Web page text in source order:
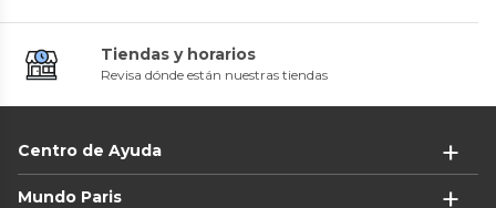
Tiendas y horarios
Revisa dónde están nuestras tiendas
Centro de Ayuda
Mundo Paris